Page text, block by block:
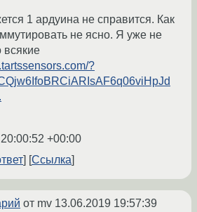
1 ардуина не справится. Как
не ясно. Я уже не
всякие
?
+00:00
Ссылка
от mv 13.06.2019 19:57:39